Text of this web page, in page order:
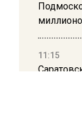
11:15